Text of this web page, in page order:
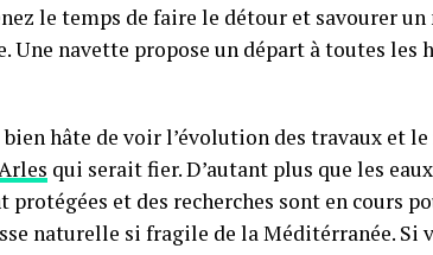
le temps de faire le détour et savourer
Une navette propose un départ à toutes les
bien hâte de voir l’évolution des travaux et
qui serait fier. D’autant plus que les
protégées et des recherches sont en cours
naturelle si fragile de la Méditérranée. Si